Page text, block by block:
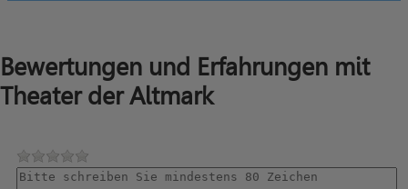
Bewertungen und Erfahrungen mit
Theater der Altmark